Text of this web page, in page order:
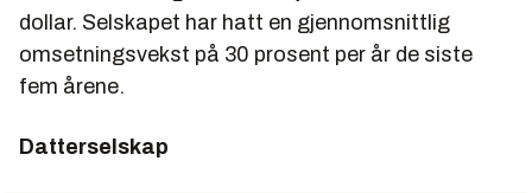
dollar. Selskapet har hatt en gjennomsnittlig
omsetningsvekst på 30 prosent per år de siste
fem årene.
Datterselskap